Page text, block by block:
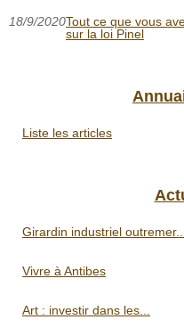
18/9/2020Tout ce que vous
sur la loi Pinel
Liste les articles
Girardin industriel
Vivre à Antibes
Art : investir dans les...